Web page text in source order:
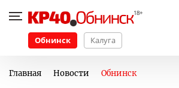
Обнинск Калуга
Главная Новости Обнинск